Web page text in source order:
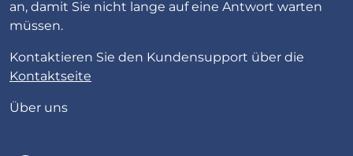
an, damit Sie nicht lange auf eine Antwort warten
müssen.
Kontaktieren Sie den Kundensupport über die
Kontaktseite
Über uns